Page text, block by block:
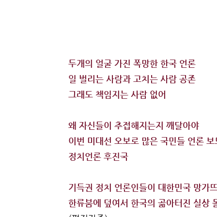
두개의 얼굴 가진 폭망한 한국 언론
일 벌리는 사람과 고치는 사람 공존
그래도 책임지는 사람 없어
왜 자신들이 추접해지는지 깨달아야
이번 미대선 오보로 많은 국민들 언론
정치언론 후진국
기득권 정치 언론인들이 대한민국 망가
한류붐에 덮여서 한국의 곪아터진 실상